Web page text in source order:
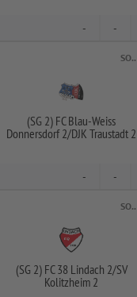
- -
SO..
(SG 2) FC Blau-Weiss
Donnersdorf 2/DJK Traustadt 2
- -
SO..
(SG 2) FC 38 Lindach 2/SV
Kolitzheim 2